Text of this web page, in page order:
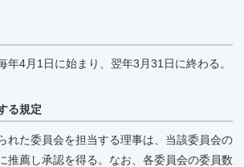
年4月1日に始まり、翌年3月31日に終わる。
る規定
れた委員会を担当する理事は、当該委員会の
推薦し承認を得る。なお、各委員会の委員数